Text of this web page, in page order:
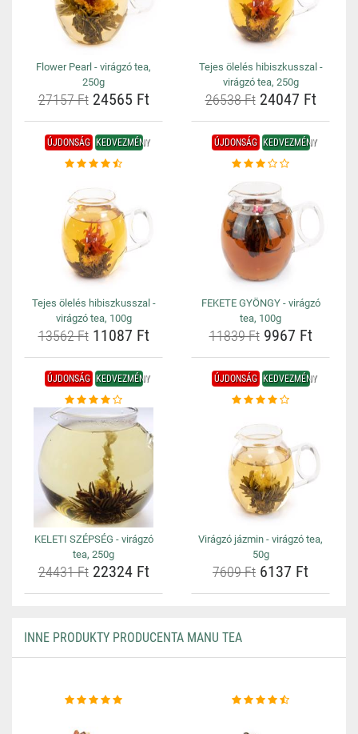
Flower Pearl - virágzó tea,
250g
27157 Ft24565 Ft
Tejes ölelés hibiszkusszal -
virágzó tea, 250g
26538 Ft24047 Ft
ÚJDONSÁG KEDVEZMÉNY
Tejes ölelés hibiszkusszal -
virágzó tea, 100g
13562 Ft11087 Ft
ÚJDONSÁG KEDVEZMÉNY
FEKETE GYÖNGY - virágzó
tea, 100g
11839 Ft9967 Ft
ÚJDONSÁG KEDVEZMÉNY
KELETI SZÉPSÉG - virágzó
tea, 250g
24431 Ft22324 Ft
ÚJDONSÁG KEDVEZMÉNY
Virágzó jázmin - virágzó tea,
50g
7609 Ft 6137 Ft
INNE PRODUKTY PRODUCENTA MANU TEA